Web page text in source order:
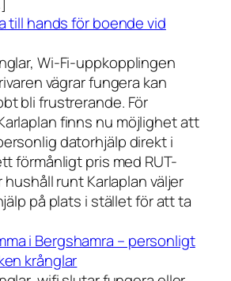
till hands för boende vid
Wi-Fi-uppkopplingen
vägrar fungera kan
bli frustrerande. För
finns nu möjlighet att
datorhjälp direkt i
förmånligt pris med RUT-
hushåll runt Karlaplan väljer
på plats i stället för att ta
i Bergshamra – personligt
krånglar